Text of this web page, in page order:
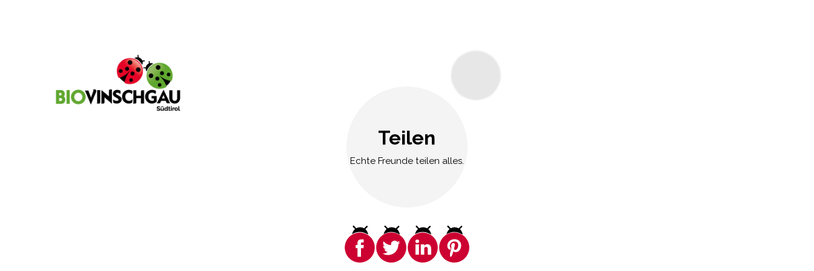
Teilen
Echte Freunde teilen alles.